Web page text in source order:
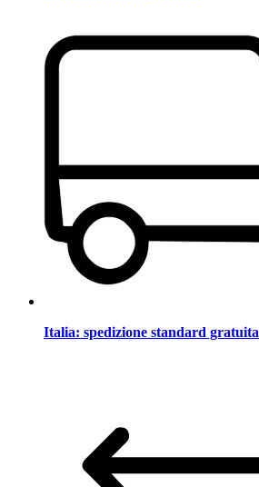
Italia: spedizione standard gratuita